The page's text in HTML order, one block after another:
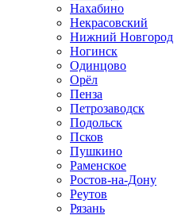
Нахабино
Некрасовский
Нижний Новгород
Ногинск
Одинцово
Орёл
Пенза
Петрозаводск
Подольск
Псков
Пушкино
Раменское
Ростов-на-Дону
Реутов
Рязань